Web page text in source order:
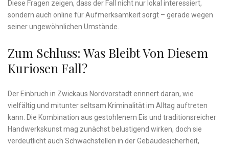
Diese Fragen zeigen, dass der Fall nicht nur lokal interessiert,
sondern auch online für Aufmerksamkeit sorgt – gerade wegen
seiner ungewöhnlichen Umstände.
Zum Schluss: Was Bleibt Von Diesem
Kuriosen Fall?
Der Einbruch in Zwickaus Nordvorstadt erinnert daran, wie
vielfältig und mitunter seltsam Kriminalität im Alltag auftreten
kann. Die Kombination aus gestohlenem Eis und traditionsreicher
Handwerkskunst mag zunächst belustigend wirken, doch sie
verdeutlicht auch Schwachstellen in der Gebäudesicherheit,